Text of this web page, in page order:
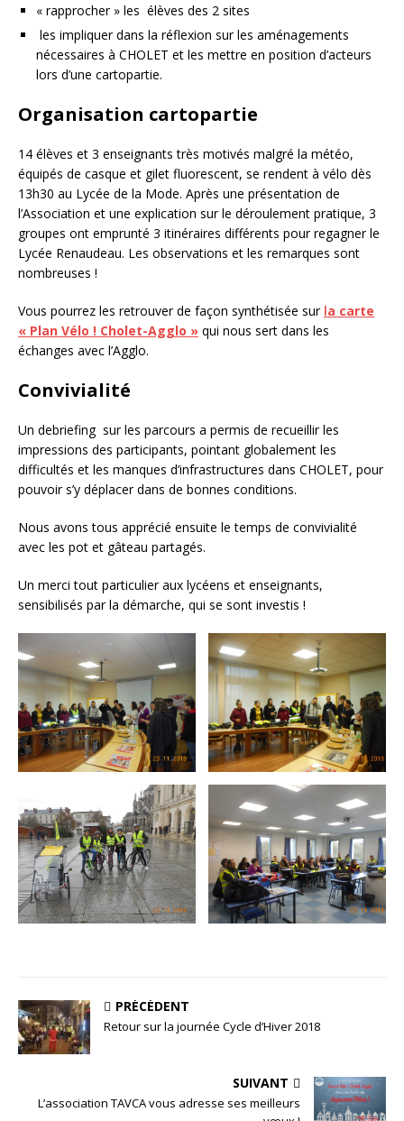
« rapprocher » les élèves des 2 sites
les impliquer dans la réflexion sur les aménagements
nécessaires à CHOLET et les mettre en position d’acteurs
lors d’une cartopartie.
Organisation cartopartie
14 élèves et 3 enseignants très motivés malgré la météo,
équipés de casque et gilet fluorescent, se rendent à vélo dès
13h30 au Lycée de la Mode. Après une présentation de
l’Association et une explication sur le déroulement pratique, 3
groupes ont emprunté 3 itinéraires différents pour regagner le
Lycée Renaudeau. Les observations et les remarques sont
nombreuses !
Vous pourrez les retrouver de façon synthétisée sur la carte
« Plan Vélo ! Cholet-Agglo » qui nous sert dans les
échanges avec l’Agglo.
Convivialité
Un debriefing sur les parcours a permis de recueillir les
impressions des participants, pointant globalement les
difficultés et les manques d’infrastructures dans CHOLET, pour
pouvoir s’y déplacer dans de bonnes conditions.
Nous avons tous apprécié ensuite le temps de convivialité
avec les pot et gâteau partagés.
Un merci tout particulier aux lycéens et enseignants,
sensibilisés par la démarche, qui se sont investis !
PRÉCÉDENT
Retour sur la journée Cycle d’Hiver 2018
SUIVANT
L’association TAVCA vous adresse ses meilleurs